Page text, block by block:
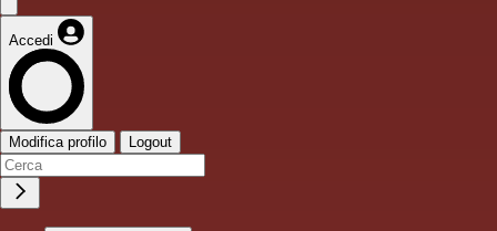
Accedi
Modifica profilo Logout